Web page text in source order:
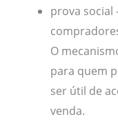
prova
O
para quem
ser útil de
venda.